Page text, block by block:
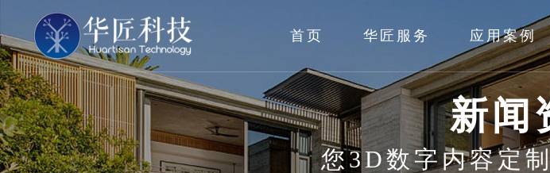
首页 华匠服务 应用案例
新闻
您3D数字内容定